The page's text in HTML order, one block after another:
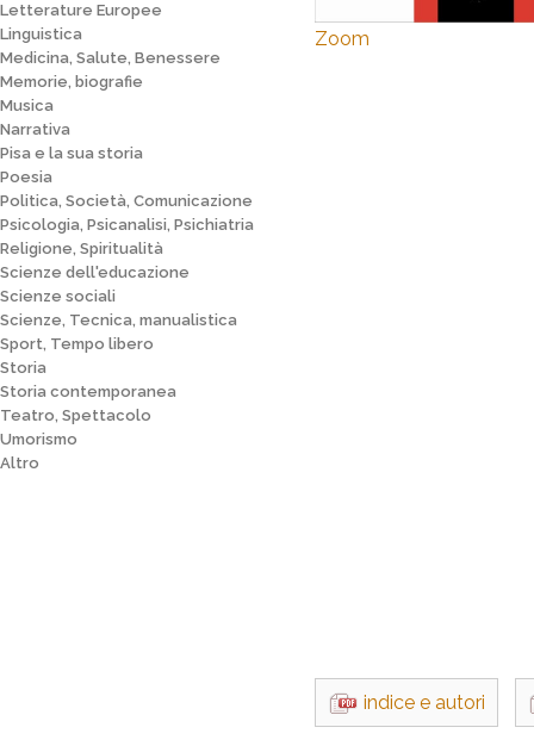
Letterature Europee
Linguistica
Medicina, Salute, Benessere
Memorie, biografie
Musica
Narrativa
Pisa e la sua storia
Poesia
Politica, Società, Comunicazione
Psicologia, Psicanalisi, Psichiatria
Religione, Spiritualità
Scienze dell'educazione
Scienze sociali
Scienze, Tecnica, manualistica
Sport, Tempo libero
Storia
Storia contemporanea
Teatro, Spettacolo
Umorismo
Altro
Zoom
indice e autori